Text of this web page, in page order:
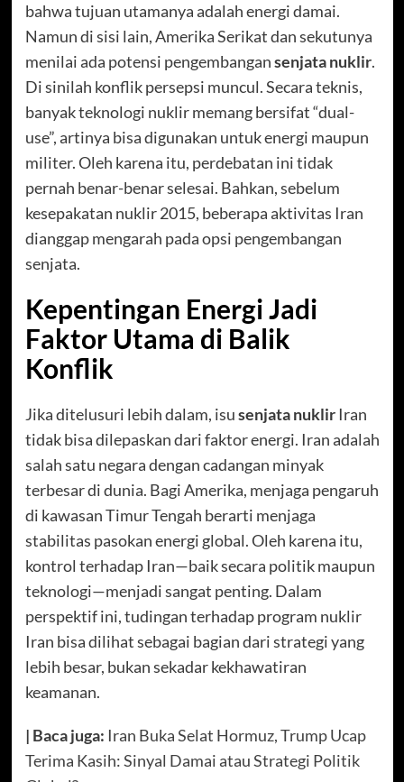
bahwa tujuan utamanya adalah energi damai.
Namun di sisi lain, Amerika Serikat dan sekutunya
menilai ada potensi pengembangansenjata nuklir.
Di sinilah konflik persepsi muncul. Secara teknis,
banyak teknologi nuklir memang bersifat “dual-
use”, artinya bisa digunakan untuk energi maupun
militer. Oleh karena itu, perdebatan ini tidak
pernah benar-benar selesai. Bahkan, sebelum
kesepakatan nuklir 2015, beberapa aktivitas Iran
dianggap mengarah pada opsi pengembangan
senjata.
Kepentingan Energi Jadi
Faktor Utama di Balik
Konflik
Jika ditelusuri lebih dalam, isusenjata nuklirIran
tidak bisa dilepaskan dari faktor energi. Iran adalah
salah satu negara dengan cadangan minyak
terbesar di dunia. Bagi Amerika, menjaga pengaruh
di kawasan Timur Tengah berarti menjaga
stabilitas pasokan energi global. Oleh karena itu,
kontrol terhadap Iran—baik secara politik maupun
teknologi—menjadi sangat penting. Dalam
perspektif ini, tudingan terhadap program nuklir
Iran bisa dilihat sebagai bagian dari strategi yang
lebih besar, bukan sekadar kekhawatiran
keamanan.
| Baca juga: Iran Buka Selat Hormuz, Trump Ucap
Terima Kasih: Sinyal Damai atau Strategi Politik